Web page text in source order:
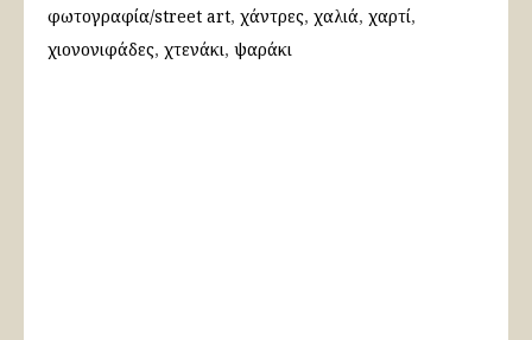
φωτογραφία/street art χάντρες χαλιά χαρτί
χιονονιφάδες χτενάκι ψαράκι